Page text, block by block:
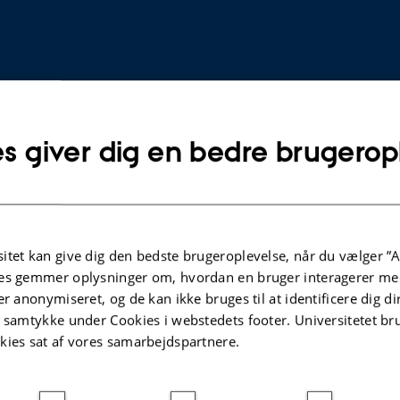
of
A No-Chatter Single-Input Finite-
Time PID Sliding Mode Control
Technique for Stabilization of a
Class of 4D Chaotic Fractional-
Roohi, M. +2.
TIDSSKRIFTARTIKEL
giver dig en bedre
kan give dig den bedste brugeroplevelse, når du vælger
gemmer oplysninger om, hvordan en bruger interagerer
anonymiseret, og de kan ikke bruges til at identificere dig
under Cookies i webstedets footer. Universitetet
sat af vores samarbejdspartnere.